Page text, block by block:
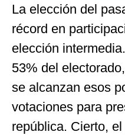
La elección del
récord en
elección
53% del
se alcanzan esos
votaciones para
república. Cierto,